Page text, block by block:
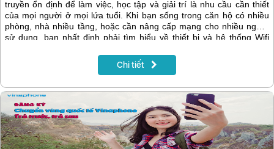
truyền ổn định để làm việc, học tập và giải trí là nhu cầu cần thiết
của mọi người ở mọi lứa tuổi. Khi bạn sống trong căn hộ có nhiều
phòng, nhà nhiều tầng, hoặc cần nâng cấp mạng cho nhiều người
sử dụng, bạn nhất định phải tìm hiểu về thiết bị và hệ thống Wifi
Chi tiết